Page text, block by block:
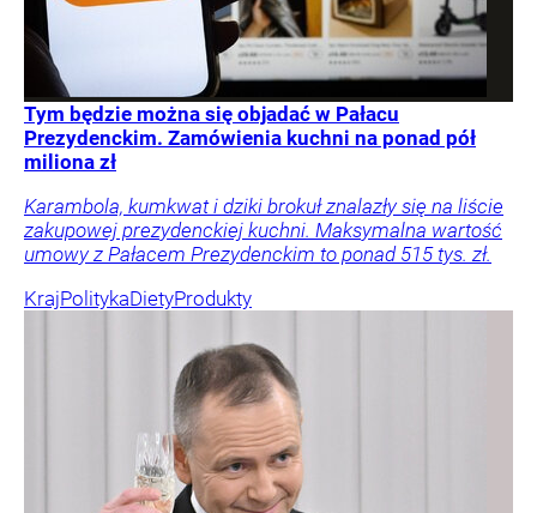
Tym będzie można się objadać w Pałacu
Prezydenckim. Zamówienia kuchni na ponad pół
miliona zł
Karambola, kumkwat i dziki brokuł znalazły się na liście
zakupowej prezydenckiej kuchni. Maksymalna wartość
umowy z Pałacem Prezydenckim to ponad 515 tys. zł.
KrajPolitykaDietyProdukty